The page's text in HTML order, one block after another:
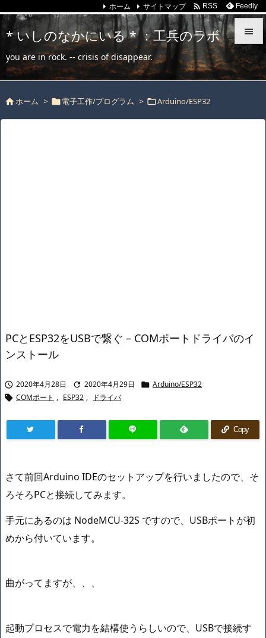
* いしのなかにいる * ：工兵のラボ
you are in rock. -- crisis of disappear.


メニュ

ホーム サイトマップ  RSS Feedly
ホーム > 電子工作/プログラム > Arduino/ESP32
PCとESP32をUSBで繋ぐ – COMポートドライバのイ
ンストール
 2020年4月28日  2020年4月29日  Arduino/ESP32
 COMポート , ESP32 , ドライバ
Copy
さて前回Arduino IDEのセットアップを行いましたので、そ
ろそろPCと接続してみます。
手元にあるのは NodeMCU-32S ですので、USBポートが初
めから付いています。
曲がってますが、、、
起動プロセスで電力を結構使うらしいので、USBで接続す